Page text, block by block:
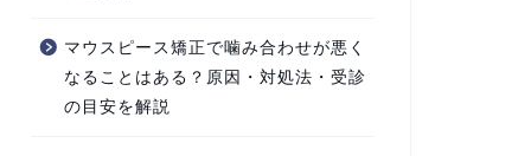
マウスピース矯正で噛み合わせが悪く
なることはある？原因・対処法・受診
の目安を解説